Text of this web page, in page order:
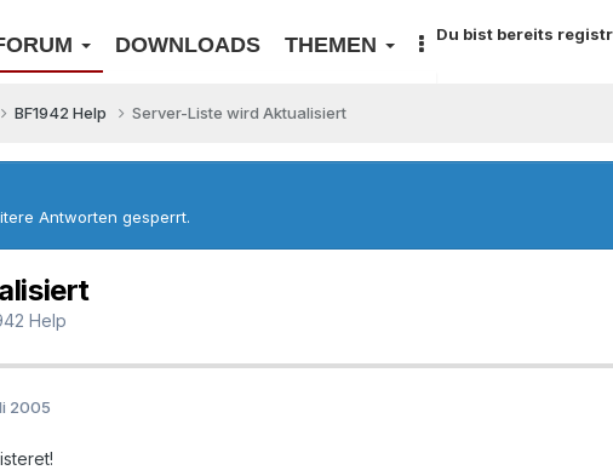
DOWNLOADS THEMEN Du bist bereits
BF1942 Help Server-Liste wird Aktualisiert
Antworten gesperrt.
Help
2005